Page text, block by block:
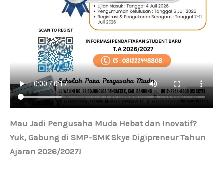
Mau Jadi Pengusaha Muda Hebat dan Inovatif?
Yuk, Gabung di SMP–SMK Skye Digipreneur Tahun
Ajaran 2026/2027!